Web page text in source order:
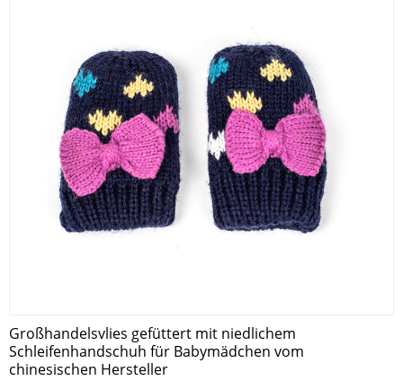
Großhandelsvlies gefüttert mit niedlichem
Schleifenhandschuh für Babymädchen vom
chinesischen Hersteller